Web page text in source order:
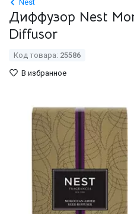
Nest
Диффузор Nest
Diffusor
Код товара: 25586
В избранное